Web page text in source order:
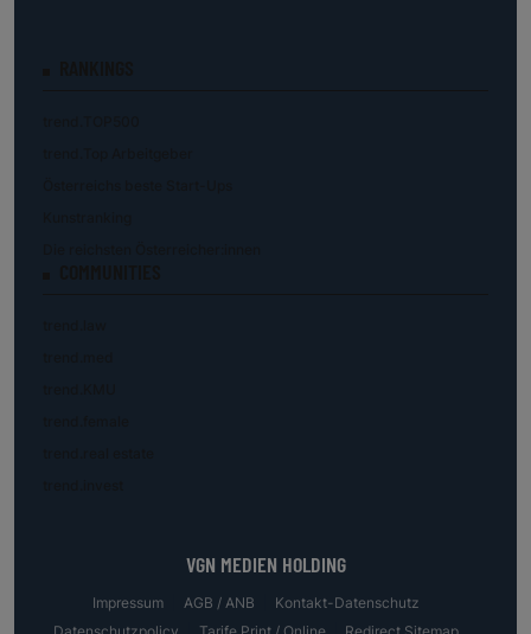
VGN MEDIEN HOLDING
Impressum AGB / ANB
Kontakt-Datenschutz